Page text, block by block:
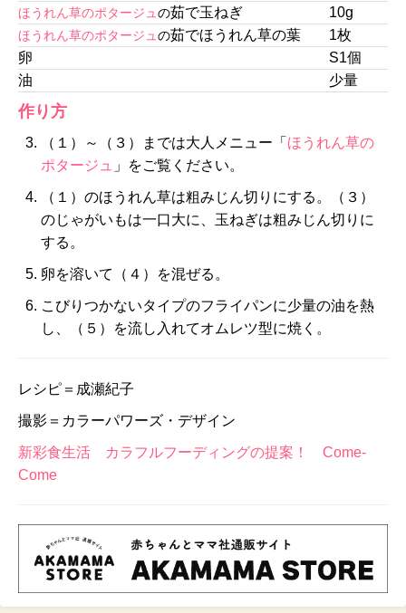
ほうれん草のポタージュ の茹で玉ねぎ 10g
ほうれん草のポタージュ の茹でほうれん草の葉
1枚
卵
S1個
油
少量
作り方
（１）～（３）までは大人メニュー「 ほうれん草の
ポタージュ 」をご覧ください。
（１）のほうれん草は粗みじん切りにする。（３）
のじゃがいもは一口大に、玉ねぎは粗みじん切りに
する。
卵を溶いて（４）を混ぜる。
こびりつかないタイプのフライパンに少量の油を熱
し、（５）を流し入れてオムレツ型に焼く。
レシピ＝成瀬紀子
撮影＝カラーパワーズ・デザイン
新彩食生活 カラフルフーディングの提案！ Come-
Come